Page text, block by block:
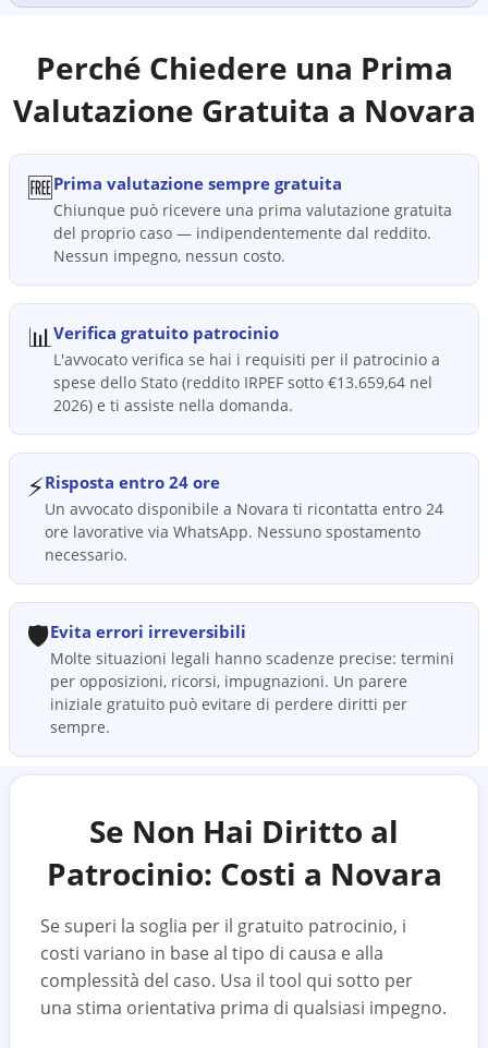
Perché Chiedere una Prima
Valutazione Gratuita a Novara
🆓Prima valutazione sempre gratuita
Chiunque può ricevere una prima valutazione gratuita
del proprio caso — indipendentemente dal reddito.
Nessun impegno, nessun costo.
📊Verifica gratuito patrocinio
L'avvocato verifica se hai i requisiti per il patrocinio a
spese dello Stato (reddito IRPEF sotto €13.659,64 nel
2026) e ti assiste nella domanda.
⚡Risposta entro 24 ore
Un avvocato disponibile a Novara ti ricontatta entro 24
ore lavorative via WhatsApp. Nessuno spostamento
necessario.
🛡️Evita errori irreversibili
Molte situazioni legali hanno scadenze precise: termini
per opposizioni, ricorsi, impugnazioni. Un parere
iniziale gratuito può evitare di perdere diritti per
sempre.
Se Non Hai Diritto al
Patrocinio: Costi a Novara
Se superi la soglia per il gratuito patrocinio, i
costi variano in base al tipo di causa e alla
complessità del caso. Usa il tool qui sotto per
una stima orientativa prima di qualsiasi impegno.